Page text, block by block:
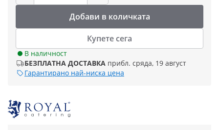
Добави в количката
Купете сега
В наличност
БЕЗПЛАТНА ДОСТАВКА прибл. сряда, 19 август
Гарантирано най-ниска цена